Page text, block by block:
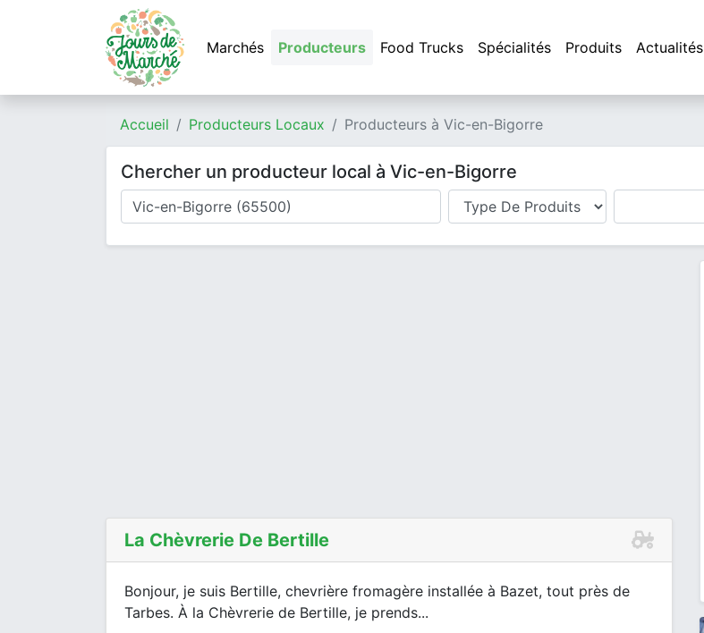
Marchés Producteurs Food Trucks Spécialités Produits Actualités
Accueil Producteurs Locaux Producteurs à Vic-en-Bigorre
Chercher un producteur local à Vic-en-Bigorre
Où cherchez-vous un producteur ?
Type de produits
Produits
Mode de livraison
La Chèvrerie De Bertille
Bonjour, je suis Bertille, chevrière fromagère installée à Bazet, tout près de
Tarbes. À la Chèvrerie de Bertille, je prends...